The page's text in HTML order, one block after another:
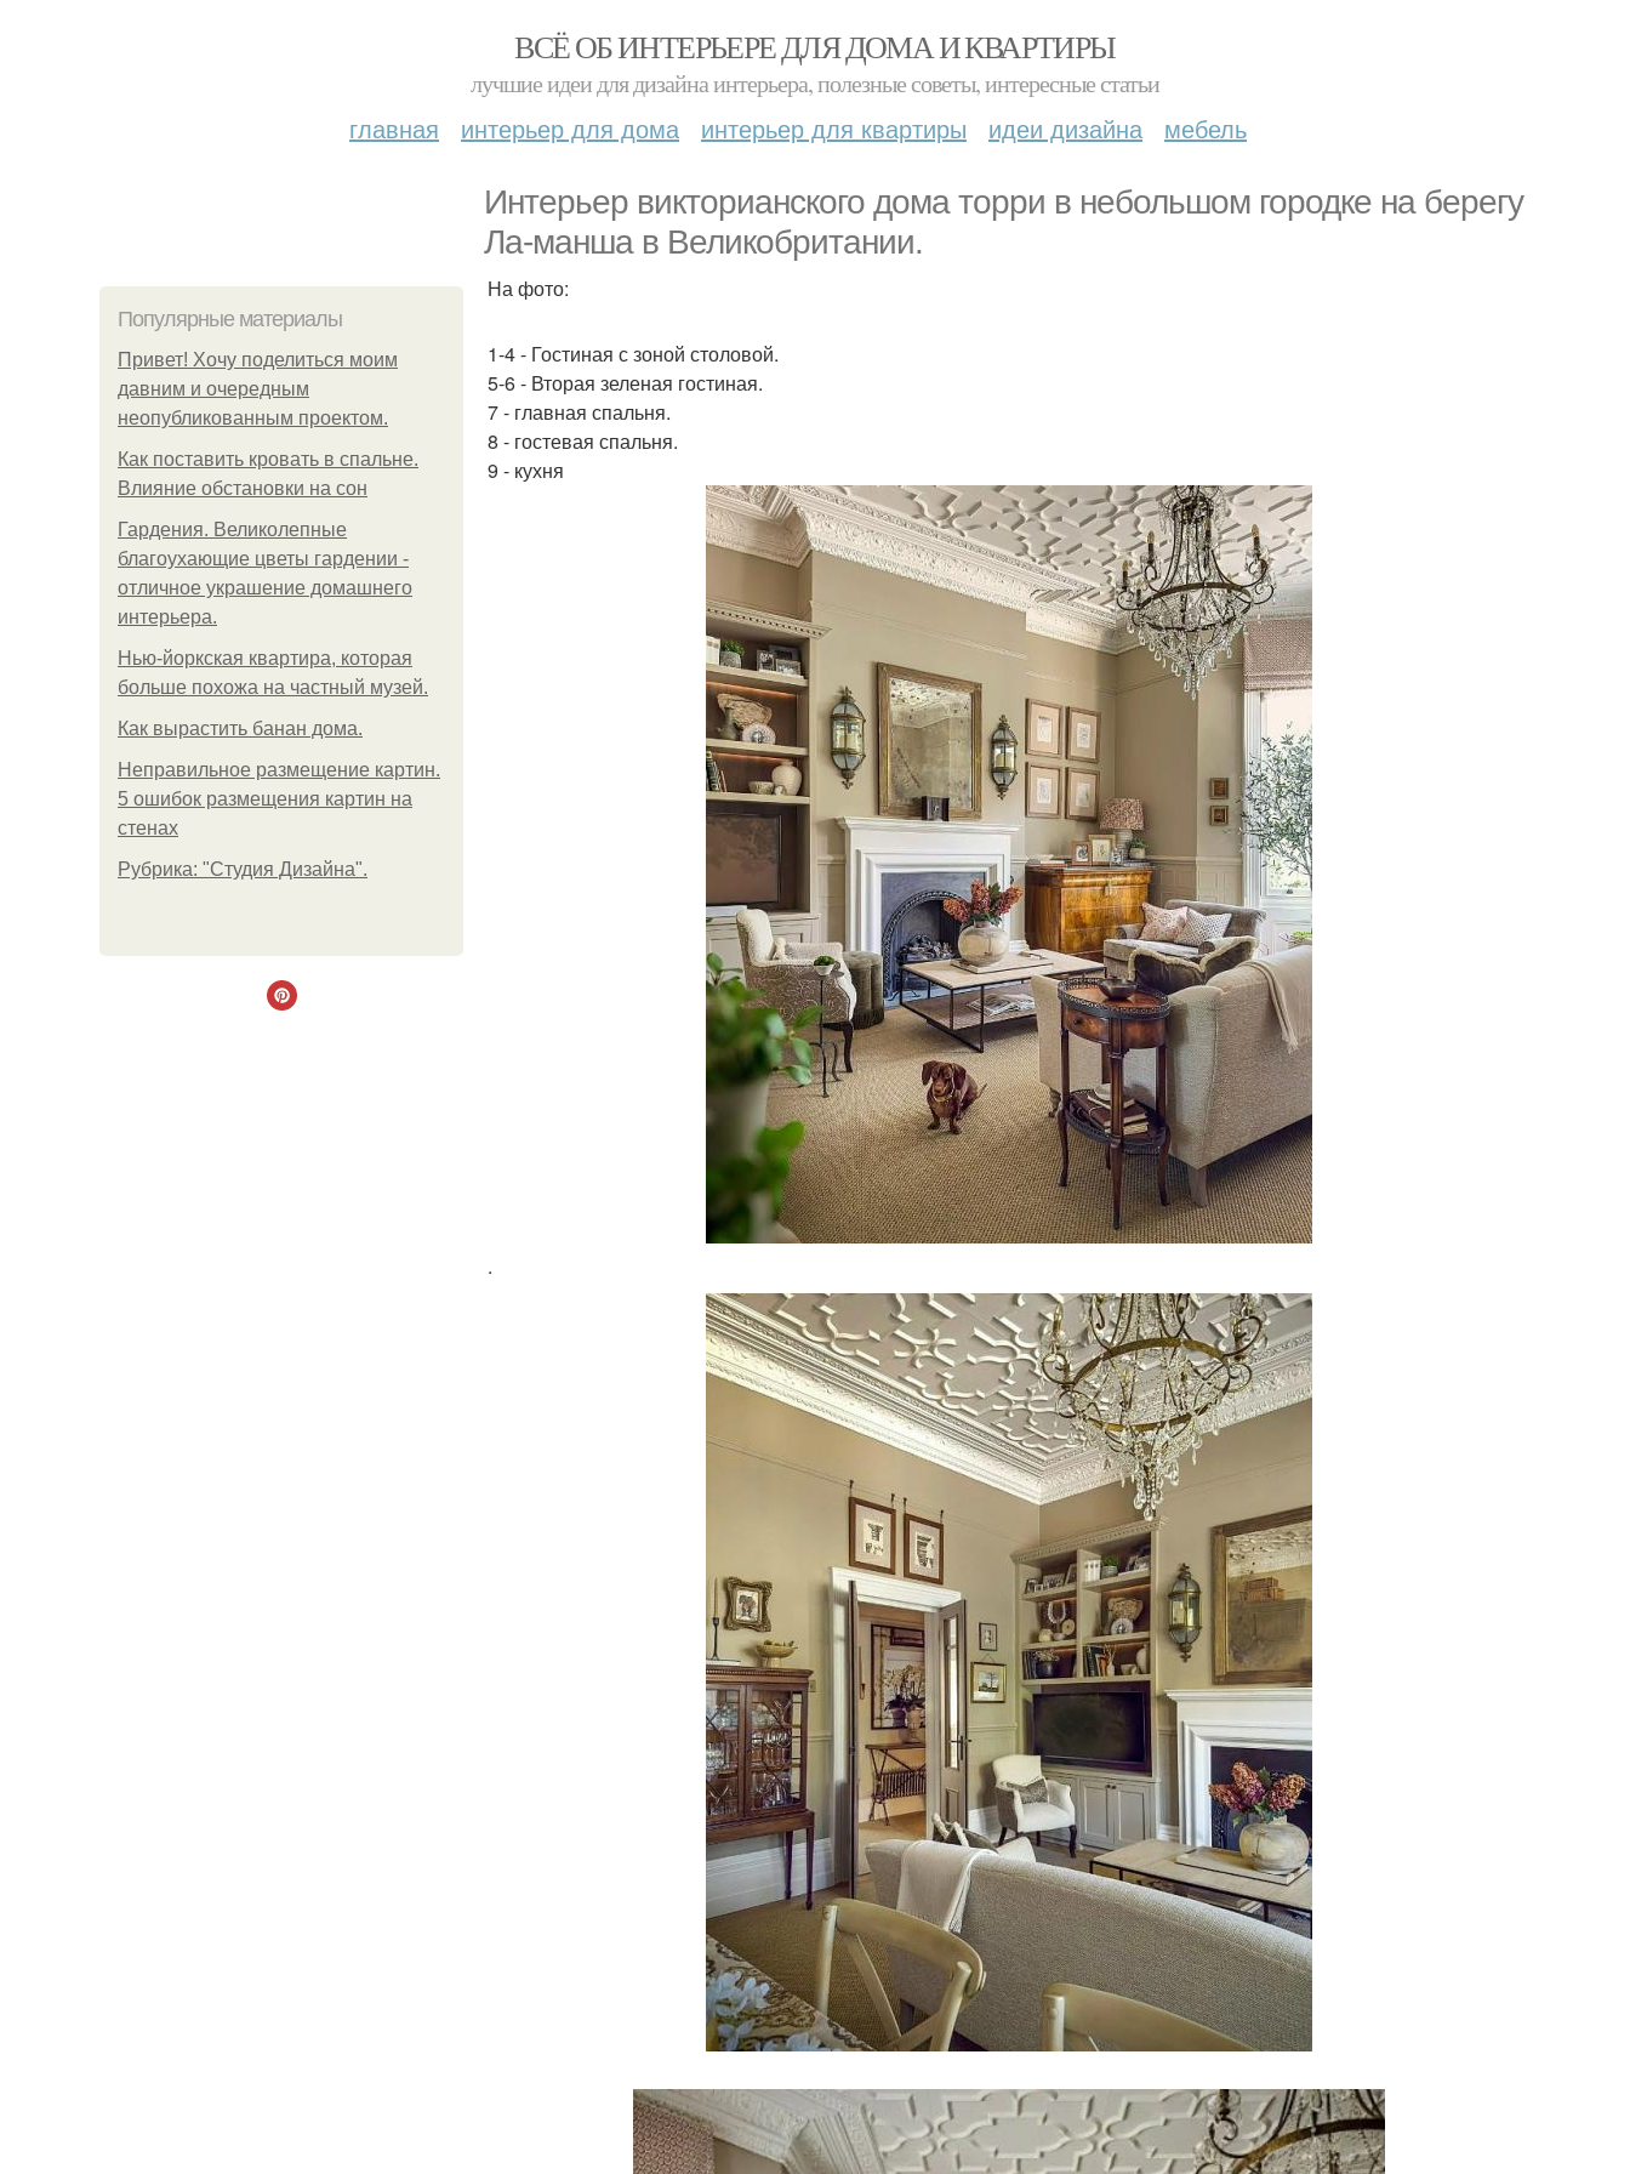
ВСЁ ОБ ИНТЕРЬЕРЕ ДЛЯ ДОМА И КВАРТИРЫ
лучшие идеи для дизайна интерьера, полезные советы, интересные статьи
главная интерьер для дома интерьер для квартиры идеи дизайна мебель
Интерьер викторианского дома торри в небольшом городке на берегу
Ла-манша в Великобритании.
Популярные материалы
Привет! Хочу поделиться моим
давним и очередным
неопубликованным проектом.
Как поставить кровать в спальне.
Влияние обстановки на сон
Гардения. Великолепные
благоухающие цветы гардении -
отличное украшение домашнего
интерьера.
Нью-йоркская квартира, которая
больше похожа на частный музей.
Как вырастить банан дома.
Неправильное размещение картин.
5 ошибок размещения картин на
стенах
Рубрика: "Студия Дизайна".
На фото:
1-4 - Гостиная с зоной столовой.
5-6 - Вторая зеленая гостиная.
7 - главная спальня.
8 - гостевая спальня.
9 - кухня
.